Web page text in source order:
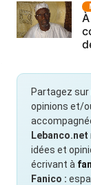
Partagez
opinions et/
Lebanco.net
idées et
écrivant à
Fanico :